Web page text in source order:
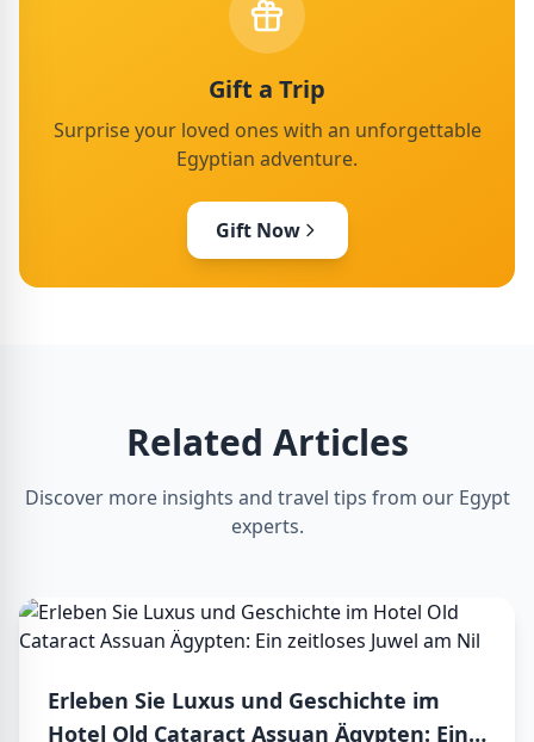
Gift a Trip
Surprise your loved ones with an unforgettable
Egyptian adventure.
Gift Now
Related Articles
Discover more insights and travel tips from our Egypt
experts.
Erleben Sie Luxus und Geschichte im
Hotel Old Cataract Assuan Ägypten: Ein